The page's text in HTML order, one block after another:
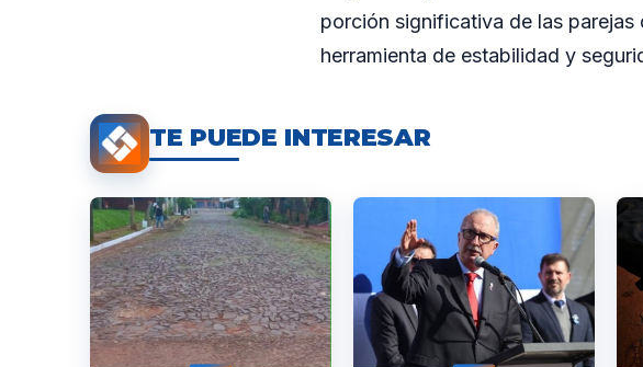
porción significativa de las
herramienta de estabilidad y
TE PUEDE INTERESAR